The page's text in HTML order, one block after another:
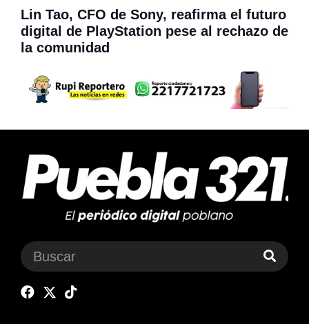
Lin Tao, CFO de Sony, reafirma el futuro
digital de PlayStation pese al rechazo de
la comunidad